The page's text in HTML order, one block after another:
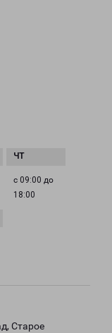
с 09:00 до
18:00
Старое